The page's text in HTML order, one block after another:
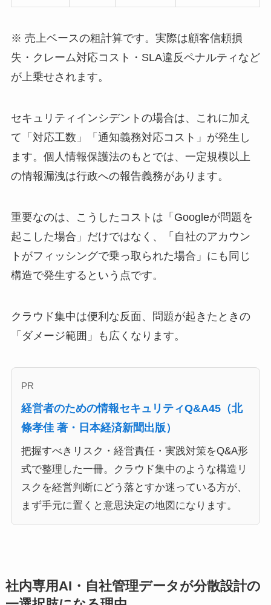
※ 売上ベースの粗計算です。実際は顧客信頼損
失・クレーム対応コスト・SLA違反ペナルティなど
が上乗せされます。
セキュリティインシデントの場合は、これに加え
て「対応工数」「通知義務対応コスト」が発生し
ます。個人情報保護法のもとでは、一定規模以上
の情報漏洩は行政への報告義務があります。
重要なのは、こうしたコストは「Googleが問題を
起こした場合」だけではなく、「自社のアカウン
トがフィッシングで乗っ取られた場合」にも同じ
構造で発生するという点です。
クラウド集中は便利な反面、問題が起きたときの
「ダメージ範囲」も広くなります。
PR
経営者のための情報セキュリティQ&A45（北
條孝佳 著・日本経済新聞出版）
把握すべきリスク・経営責任・実践対策をQ&A形
式で整理した一冊。クラウド集中のような構造リ
スクを経営判断にどう落とすか迷っている方が、
まず手元に置くと意思決定の地図になります。
社内専用AI・自社管理データが分散設計の